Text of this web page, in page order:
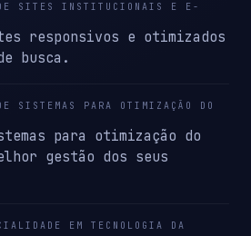
DE SITES INSTITUCIONAIS E E-
responsivos e otimizados
busca.
SISTEMAS PARA OTIMIZAÇÃO DO
para otimização do
gestão dos seus
EM TECNOLOGIA DA